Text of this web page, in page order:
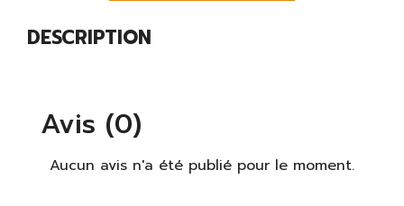
DESCRIPTION
Avis (0)
Aucun avis n'a été publié pour le moment.